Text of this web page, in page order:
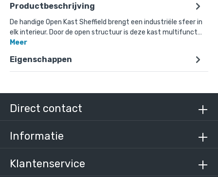
Productbeschrijving
De handige Open Kast Sheffield brengt een industriële sfeer in
elk interieur. Door de open structuur is deze kast multifunct…
Meer
Eigenschappen
Direct contact
Informatie
Klantenservice